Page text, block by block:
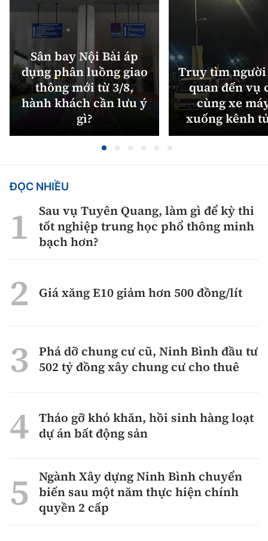
Sân bay Nội Bài áp
dụng phân luồng giao
thông mới từ 3/8,
hành khách cần lưu ý
gì?
Truy tìm
quan đến vụ
cùng xe
xuống kênh
ĐỌC NHIỀU
Sau vụ Tuyên Quang, làm gì để kỳ thi
tốt nghiệp trung học phổ thông minh
bạch hơn?
Giá xăng E10 giảm hơn 500 đồng/lít
Phá dỡ chung cư cũ, Ninh Bình đầu tư
502 tỷ đồng xây chung cư cho thuê
Tháo gỡ khó khăn, hồi sinh hàng loạt
dự án bất động sản
Ngành Xây dựng Ninh Bình chuyển
biến sau một năm thực hiện chính
quyền 2 cấp